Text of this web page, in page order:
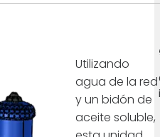
Utilizando
agua de la red
y un bidón de
aceite soluble,